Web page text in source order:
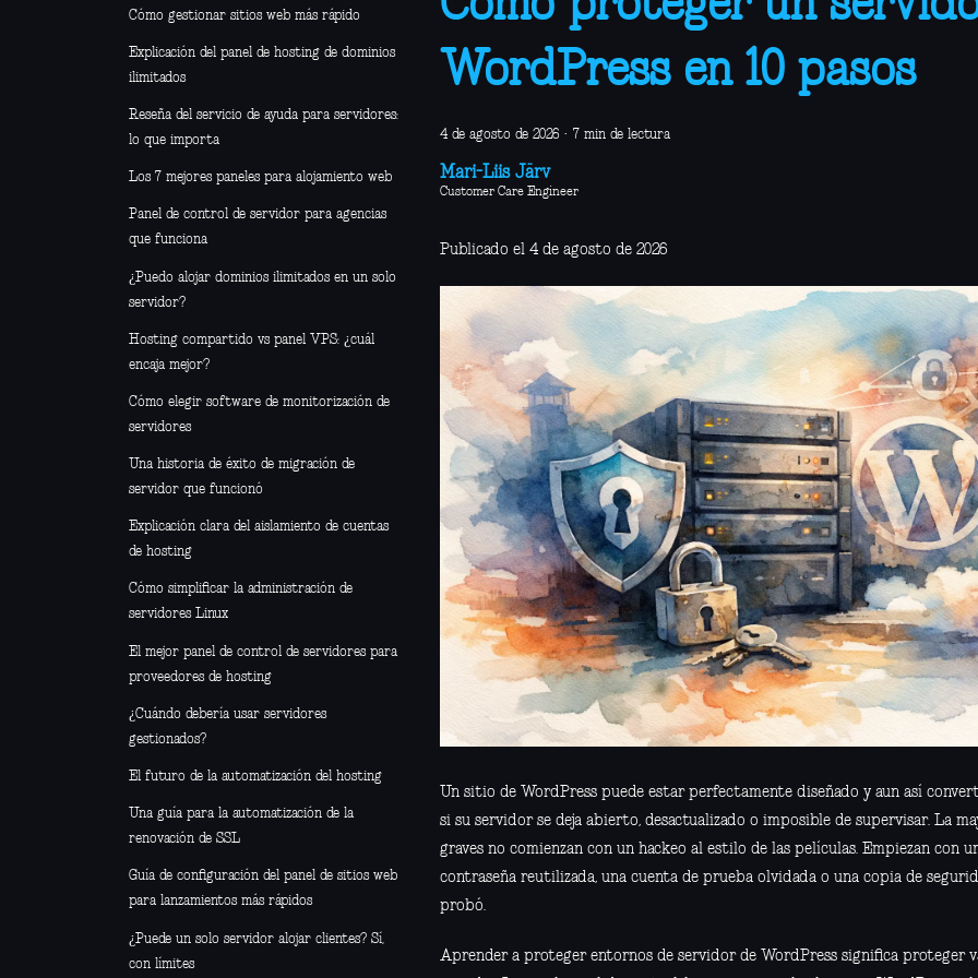
Cómo gestionar sitios web más rápido
Explicación del panel de hosting de dominios
ilimitados
Reseña del servicio de ayuda para servidores:
lo que importa
Los 7 mejores paneles para alojamiento web
Panel de control de servidor para agencias
que funciona
¿Puedo alojar dominios ilimitados en un solo
servidor?
Hosting compartido vs panel VPS: ¿cuál
encaja mejor?
Cómo elegir software de monitorización de
servidores
Una historia de éxito de migración de
servidor que funcionó
Explicación clara del aislamiento de cuentas
de hosting
Cómo simplificar la administración de
servidores Linux
El mejor panel de control de servidores para
proveedores de hosting
¿Cuándo debería usar servidores
gestionados?
El futuro de la automatización del hosting
Una guía para la automatización de la
renovación de SSL
Guía de configuración del panel de sitios web
para lanzamientos más rápidos
¿Puede un solo servidor alojar clientes? Sí,
con límites
WordPress en 10 pasos
4 de agosto de 2026 · 7 min de lectura
Mari-Liis Järv
Customer Care Engineer
Publicado el 4 de agosto de 2026
Un sitio de WordPress puede estar perfectamente diseñado y aun así
si su servidor se deja abierto, desactualizado o imposible de supervisar. La
graves no comienzan con un hackeo al estilo de las películas. Empiezan con
contraseña reutilizada, una cuenta de prueba olvidada o una copia de
probó.
Aprender a proteger entornos de servidor de WordPress significa proteger